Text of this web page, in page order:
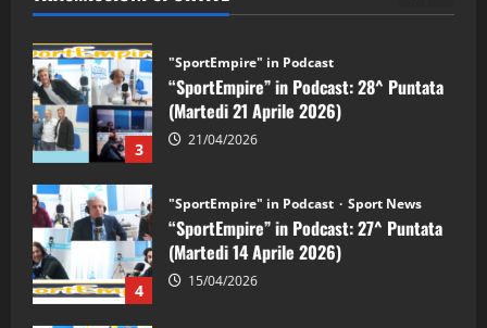
3
"SportEmpire" in Podcast
“SportEmpire” in Podcast: 28^ Puntata
(Martedi 21 Aprile 2026)
21/04/2026
4
"SportEmpire" in Podcast Sport News
“SportEmpire” in Podcast: 27^ Puntata
(Martedi 14 Aprile 2026)
15/04/2026